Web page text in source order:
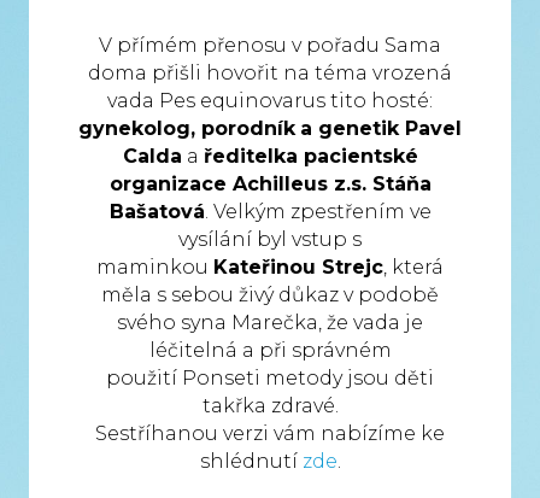
V přímém přenosu v pořadu Sama
doma přišli hovořit na téma vrozená
vada Pes equinovarus tito hosté:
gynekolog, porodník a genetik Pavel
Calda a ředitelka pacientské
organizace Achilleus z.s. Stáňa
Bašatová . Velkým zpestřením ve
vysílání byl vstup s
maminkou Kateřinou Strejc , která
měla s sebou živý důkaz v podobě
svého syna Marečka, že vada je
léčitelná a při správném
použití Ponseti metody jsou děti
takřka zdravé.
Sestříhanou verzi vám nabízíme ke
shlédnutí zde